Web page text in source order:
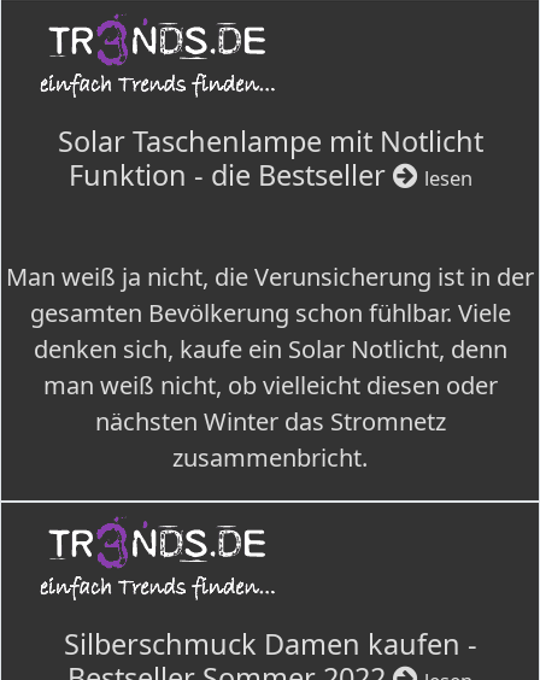
Solar Taschenlampe mit Notlicht
Funktion - die Bestseller
lesen
Man weiß ja nicht, die Verunsicherung ist in der
gesamten Bevölkerung schon fühlbar. Viele
denken sich, kaufe ein Solar Notlicht, denn
man weiß nicht, ob vielleicht diesen oder
nächsten Winter das Stromnetz
zusammenbricht.
Silberschmuck Damen kaufen -